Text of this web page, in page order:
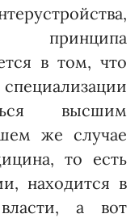
в том, что
высшим
же случае
то есть
находится в
а вот